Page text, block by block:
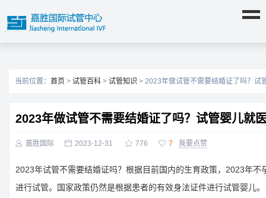
当前位置： 首页 > 试管百科 > 试管知识 > 2023年做试管不需要结婚证了吗？试
2023年做试管不需要结婚证了吗？试管婴儿就
 嘉胜国际  2023-12-31  776  7 我要点赞
2023年试管不需要结婚证吗？根据目前国内的生育政策，2023年不
进行试管。国家政策仍然是根据患者的有效身法证件进行试管婴儿